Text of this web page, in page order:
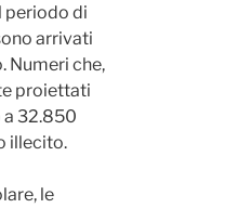
periodo di
arrivati
Numeri che,
proiettati
a 32.850
illecito.
le